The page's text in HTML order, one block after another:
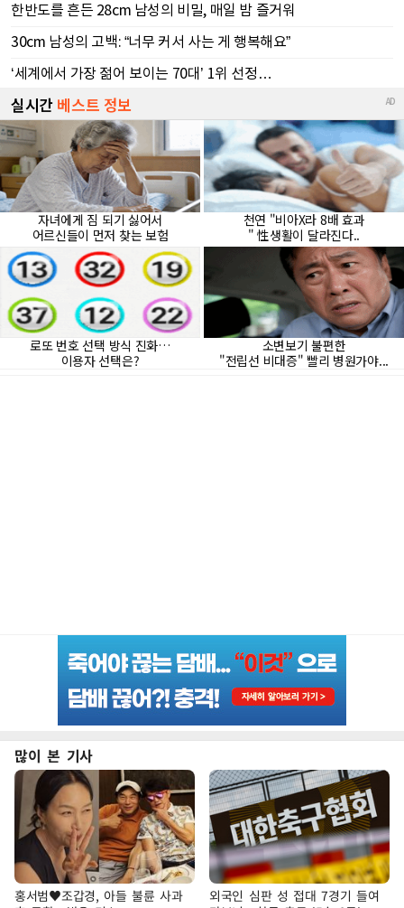
많이 본 기사
홍서범♥조갑경, 아들 불륜 사과
외국인 심판 성 접대 7경기 들여